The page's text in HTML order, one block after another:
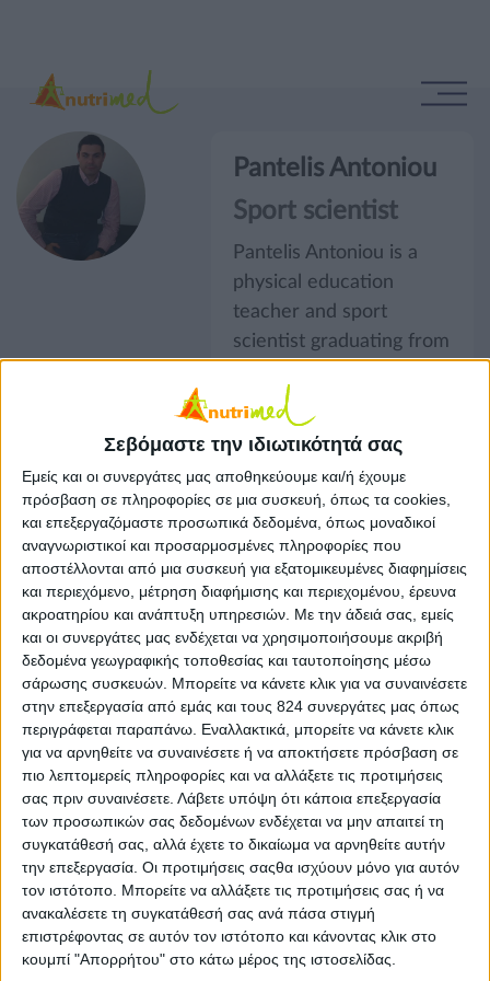
Σεβόμαστε την ιδιωτικότητά σας
Εμείς και οι συνεργάτες μας αποθηκεύουμε και/ή έχουμε
πρόσβαση σε πληροφορίες σε μια συσκευή, όπως τα cookies,
και επεξεργαζόμαστε προσωπικά δεδομένα, όπως μοναδικοί
αναγνωριστικοί και προσαρμοσμένες πληροφορίες που
αποστέλλονται από μια συσκευή για εξατομικευμένες διαφημίσεις
και περιεχόμενο, μέτρηση διαφήμισης και περιεχομένου, έρευνα
ακροατηρίου και ανάπτυξη υπηρεσιών. Με την άδειά σας, εμείς
και οι συνεργάτες μας ενδέχεται να χρησιμοποιήσουμε ακριβή
δεδομένα γεωγραφικής τοποθεσίας και ταυτοποίησης μέσω
σάρωσης συσκευών. Μπορείτε να κάνετε κλικ για να συναινέσετε
στην επεξεργασία από εμάς και τους 824 συνεργάτες μας όπως
περιγράφεται παραπάνω. Εναλλακτικά, μπορείτε να κάνετε κλικ
για να αρνηθείτε να συναινέσετε ή να αποκτήσετε πρόσβαση σε
πιο λεπτομερείς πληροφορίες και να αλλάξετε τις προτιμήσεις
σας πριν συναινέσετε. Λάβετε υπόψη ότι κάποια επεξεργασία
των προσωπικών σας δεδομένων ενδέχεται να μην απαιτεί τη
συγκατάθεσή σας, αλλά έχετε το δικαίωμα να αρνηθείτε αυτήν
την επεξεργασία. Οι προτιμήσεις σαςθα ισχύουν μόνο για αυτόν
τον ιστότοπο. Μπορείτε να αλλάξετε τις προτιμήσεις σας ή να
ανακαλέσετε τη συγκατάθεσή σας ανά πάσα στιγμή
επιστρέφοντας σε αυτόν τον ιστότοπο και κάνοντας κλικ στο
κουμπί "Απορρήτου" στο κάτω μέρος της ιστοσελίδας.
Pantelis Antoniou
Sport scientist
Pantelis Antoniou is a
physical education
teacher and sport
scientist graduating from
Education and Sport
Science of the University
of Athens in 1998. He
also studied dietetics at
TEE Augerinopoulou
(1995-1997).
Pantelis is one of the co-
founders of nutrimed
and, after holding
different roles within the
company, he is currently
the legal representative
and administrative
director of nutrimed. For
20 years, from 2000
until 2020, he was a co-
owner and had been
collaborating with Dr
Anastasios Papalazarou